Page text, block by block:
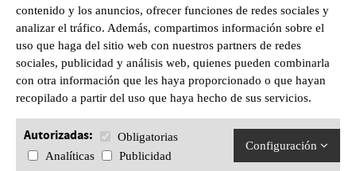
contenido y los anuncios, ofrecer funciones de redes sociales y
analizar el tráfico. Además, compartimos información sobre el
uso que haga del sitio web con nuestros partners de redes
sociales, publicidad y análisis web, quienes pueden combinarla
con otra información que les haya proporcionado o que hayan
recopilado a partir del uso que haya hecho de sus servicios.
Autorizadas:
Obligatorias
Analíticas
Publicidad
Configuración
WhatsApp:
601628210